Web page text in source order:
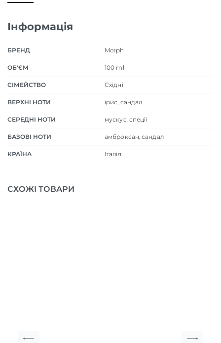
Інформація
БРЕНД Morph
ОБ'ЄМ 100 ml
СІМЕЙСТВО Східні
ВЕРХНІ НОТИ ірис, сандал
СЕРЕДНІ НОТИ мускус, спеції
БАЗОВІ НОТИ амброксан,сандал
КРАЇНА Італія
СХОЖІ ТОВАРИ